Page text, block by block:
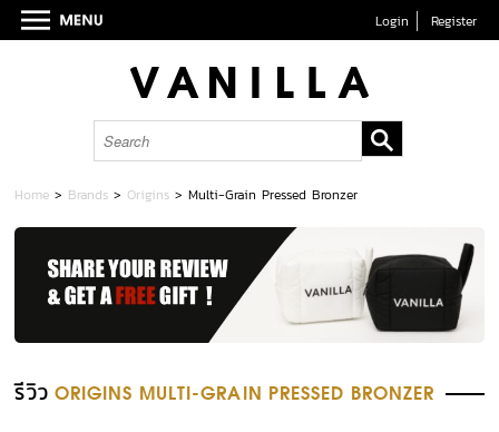
Login Register
Home > Brands > Origins >Multi-Grain Pressed Bronzer
รีวิว ORIGINS MULTI-GRAIN PRESSED BRONZER